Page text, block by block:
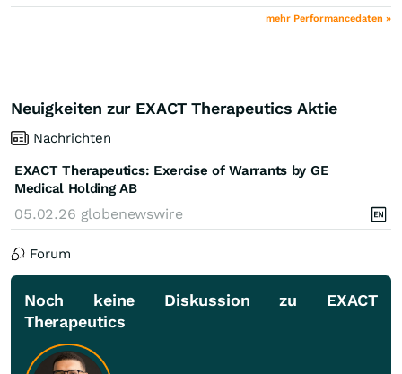
mehr Performancedaten »
Neuigkeiten zur EXACT Therapeutics Aktie
Nachrichten
EXACT Therapeutics: Exercise of Warrants by GE
Medical Holding AB
05.02.26 globenewswire
Forum
Noch keine Diskussion zu EXACT
Therapeutics